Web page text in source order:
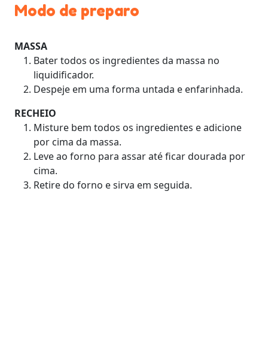
Modo de preparo
MASSA
Bater todos os ingredientes da massa no
liquidificador.
Despeje em uma forma untada e enfarinhada.
RECHEIO
Misture bem todos os ingredientes e adicione
por cima da massa.
Leve ao forno para assar até ficar dourada por
cima.
Retire do forno e sirva em seguida.